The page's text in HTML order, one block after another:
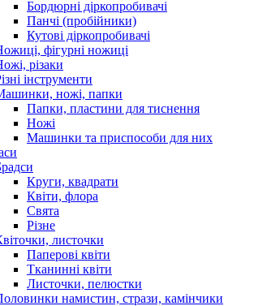
Бордюрні діркопробивачі
Панчі (пробійники)
Кутові діркопробивачі
фігурні ножиці
різаки
інструменти
ножі, папки
Папки, пластини для тиснення
Ножі
Машинки та приспособи для них
Круги, квадрати
Квіти, флора
Свята
Різне
листочки
Паперові квіти
Тканинні квіти
Листочки, пелюстки
намистин, стрази, камінчики